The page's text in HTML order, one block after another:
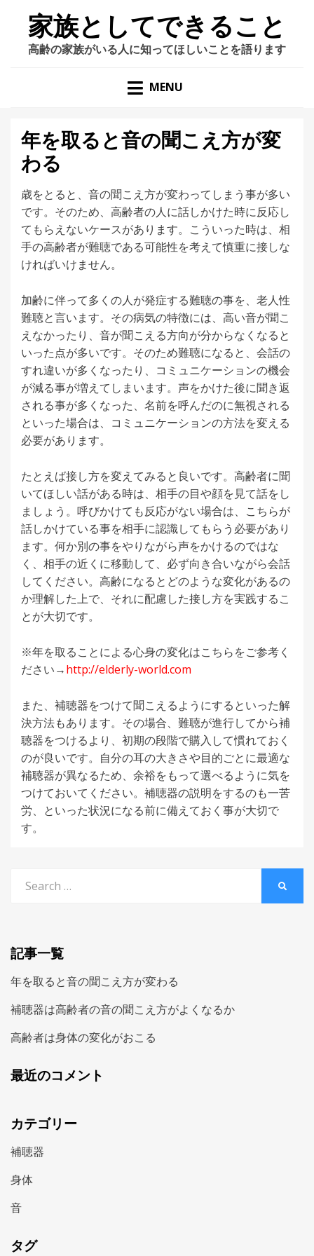
家族としてできること
高齢の家族がいる人に知ってほしいことを語ります
MENU
年を取ると音の聞こえ方が変
わる
歳をとると、音の聞こえ方が変わってしまう事が多い
です。そのため、高齢者の人に話しかけた時に反応し
てもらえないケースがあります。こういった時は、相
手の高齢者が難聴である可能性を考えて慎重に接しな
ければいけません。
加齢に伴って多くの人が発症する難聴の事を、老人性
難聴と言います。その病気の特徴には、高い音が聞こ
えなかったり、音が聞こえる方向が分からなくなると
いった点が多いです。そのため難聴になると、会話の
すれ違いが多くなったり、コミュニケーションの機会
が減る事が増えてしまいます。声をかけた後に聞き返
される事が多くなった、名前を呼んだのに無視される
といった場合は、コミュニケーションの方法を変える
必要があります。
たとえば接し方を変えてみると良いです。高齢者に聞
いてほしい話がある時は、相手の目や顔を見て話をし
ましょう。呼びかけても反応がない場合は、こちらが
話しかけている事を相手に認識してもらう必要があり
ます。何か別の事をやりながら声をかけるのではな
く、相手の近くに移動して、必ず向き合いながら会話
してください。高齢になるとどのような変化があるの
か理解した上で、それに配慮した接し方を実践するこ
とが大切です。
※年を取ることによる心身の変化はこちらをご参考く
ださい→http://elderly-world.com
また、補聴器をつけて聞こえるようにするといった解
決方法もあります。その場合、難聴が進行してから補
聴器をつけるより、初期の段階で購入して慣れておく
のが良いです。自分の耳の大きさや目的ごとに最適な
補聴器が異なるため、余裕をもって選べるように気を
つけておいてください。補聴器の説明をするのも一苦
労、といった状況になる前に備えておく事が大切で
す。
for:
記事一覧
年を取ると音の聞こえ方が変わる
補聴器は高齢者の音の聞こえ方がよくなるか
高齢者は身体の変化がおこる
最近のコメント
カテゴリー
補聴器
身体
音
タグ